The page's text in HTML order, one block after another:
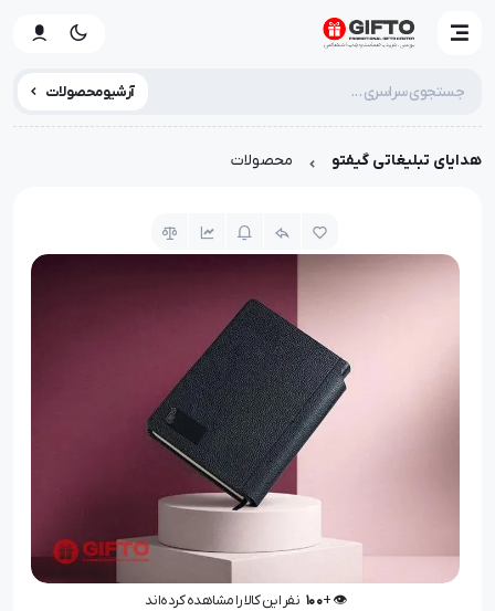
آرشیو محصولات
هدایای تبلیغاتی گیفتو محصولات
👁️ +
100 نفر این کالا را مشاهده کرده‌اند